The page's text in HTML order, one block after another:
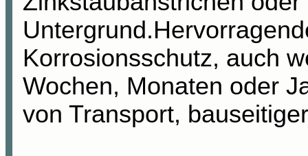
Korrosionsschutz, auch
Wochen, Monaten oder
von Transport,